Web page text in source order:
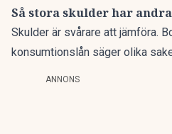
Så stora skulder har andra
Skulder är svårare att jämföra.
konsumtionslån säger olika
ANNONS